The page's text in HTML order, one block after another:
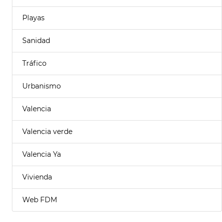
Playas
Sanidad
Tráfico
Urbanismo
Valencia
Valencia verde
Valencia Ya
Vivienda
Web FDM